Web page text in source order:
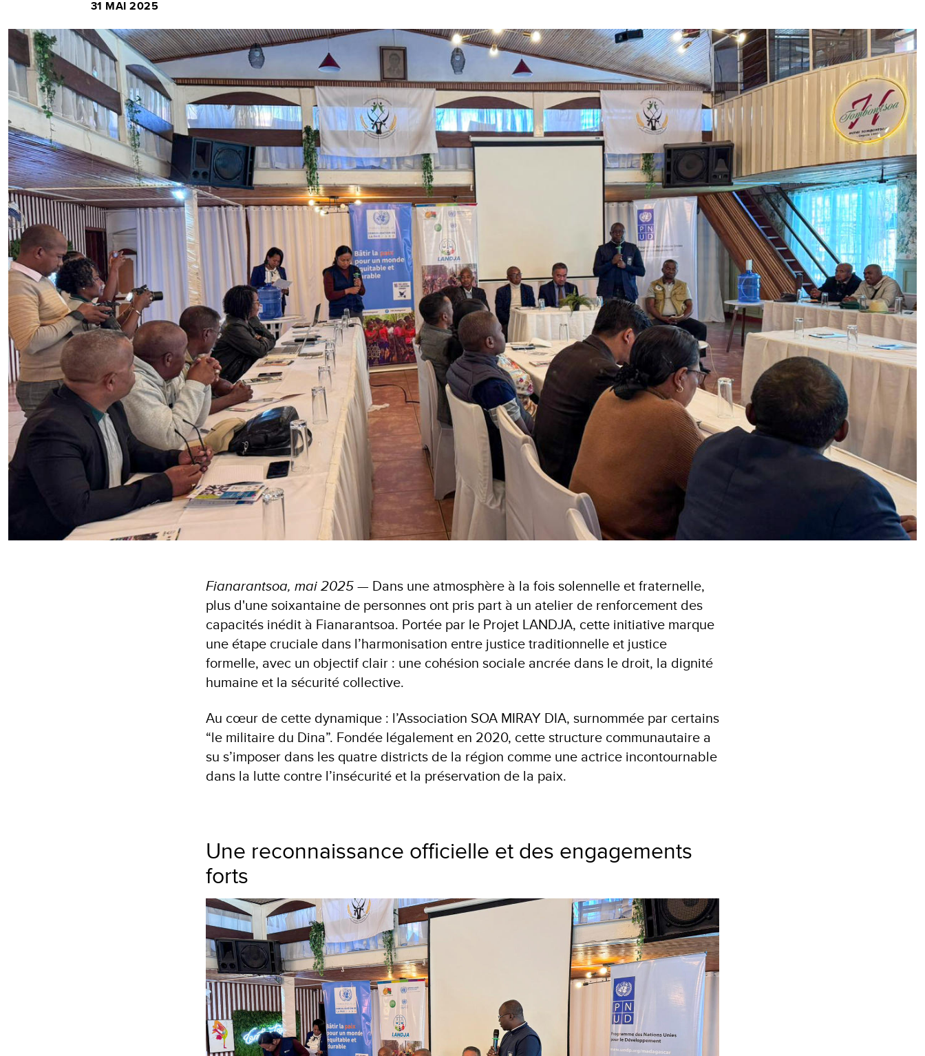
31 MAI 2025
Fianarantsoa, mai 2025— Dans une atmosphère à la fois solennelle et fraternelle,
plus d'une soixantaine de personnes ont pris part à un atelier de renforcement des
capacités inédit à Fianarantsoa. Portée par le Projet LANDJA, cette initiative marque
une étape cruciale dans l’harmonisation entre justice traditionnelle et justice
formelle, avec un objectif clair : une cohésion sociale ancrée dans le droit, la dignité
humaine et la sécurité collective.
Au cœur de cette dynamique : l’Association SOA MIRAY DIA, surnommée par certains
“le militaire du Dina”. Fondée légalement en 2020, cette structure communautaire a
su s’imposer dans les quatre districts de la région comme une actrice incontournable
dans la lutte contre l’insécurité et la préservation de la paix.
Une reconnaissance officielle et des engagements
forts